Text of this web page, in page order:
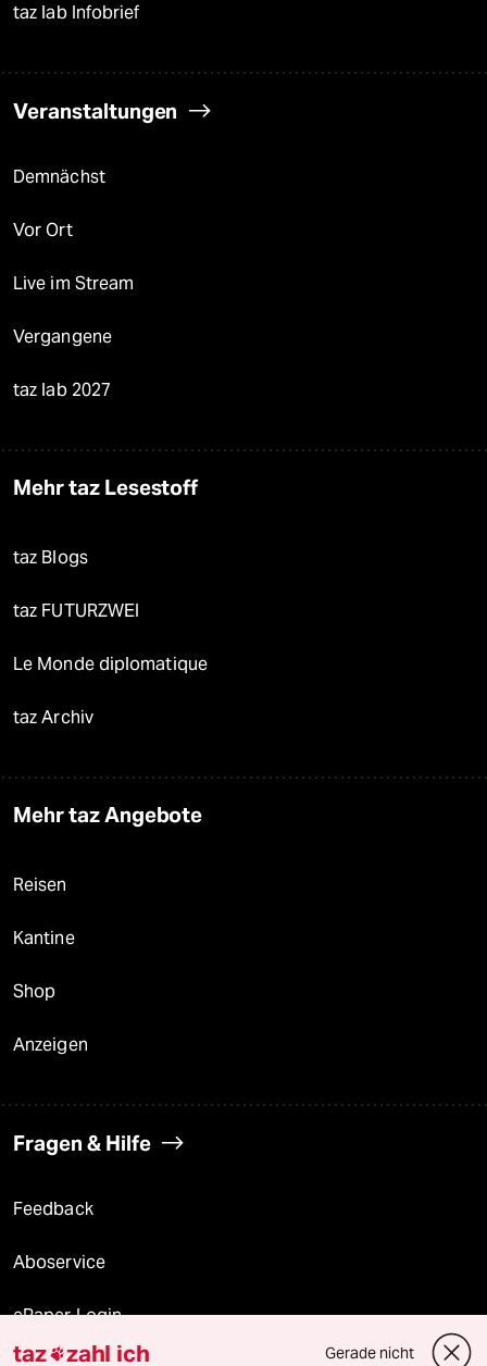
taz lab Infobrief
Veranstaltungen
Demnächst
Vor Ort
Live im Stream
Vergangene
taz lab 2027
Mehr taz Lesestoff
taz Blogs
taz FUTURZWEI
Le Monde diplomatique
taz Archiv
Mehr taz Angebote
Reisen
Kantine
Shop
Anzeigen
Fragen & Hilfe
Feedback
Aboservice
ePaper Login
taz zahl ich Gerade nicht